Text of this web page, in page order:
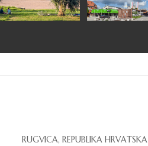
RUGVICA, REPUBLIKA HRVATSKA